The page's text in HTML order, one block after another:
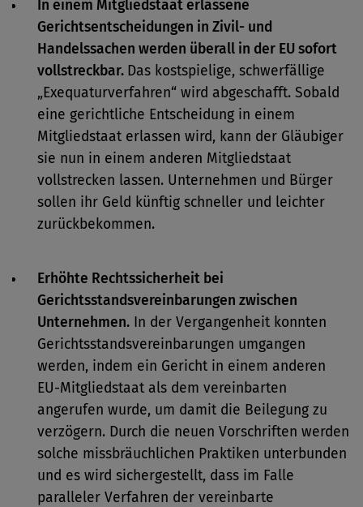
In einem Mitgliedstaat erlassene
Gerichtsentscheidungen in Zivil- und
Handelssachen werden überall in der EU sofort
vollstreckbar. Das kostspielige, schwerfällige
„Exequaturverfahren“ wird abgeschafft. Sobald
eine gerichtliche Entscheidung in einem
Mitgliedstaat erlassen wird, kann der Gläubiger
sie nun in einem anderen Mitgliedstaat
vollstrecken lassen. Unternehmen und Bürger
sollen ihr Geld künftig schneller und leichter
zurückbekommen.
Erhöhte Rechtssicherheit bei
Gerichtsstandsvereinbarungen zwischen
Unternehmen. In der Vergangenheit konnten
Gerichtsstandsvereinbarungen umgangen
werden, indem ein Gericht in einem anderen
EU-Mitgliedstaat als dem vereinbarten
angerufen wurde, um damit die Beilegung zu
verzögern. Durch die neuen Vorschriften werden
solche missbräuchlichen Praktiken unterbunden
und es wird sichergestellt, dass im Falle
paralleler Verfahren der vereinbarte